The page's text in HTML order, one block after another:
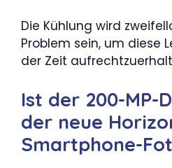
Die Kühlung wird
Problem sein, um diese
der Zeit
Ist der 200-MP-
der neue
Smartphone-